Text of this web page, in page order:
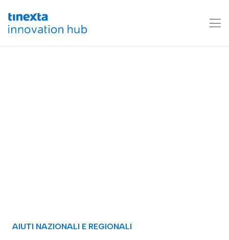
AIUTI NAZIONALI E REGIONALI